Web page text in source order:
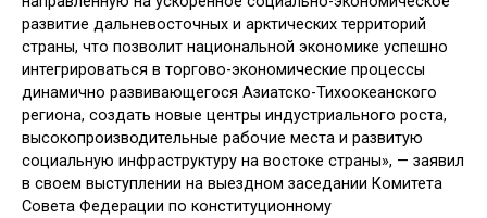
развитие дальневосточных и арктических территорий
страны, что позволит национальной экономике успешно
интегрироваться в торгово-экономические процессы
динамично развивающегося Азиатско-Тихоокеанского
региона, создать новые центры индустриального роста,
высокопроизводительные рабочие места и развитую
социальную инфраструктуру на востоке страны», — заявил
в своем выступлении на выездном заседании Комитета
Совета Федерации по конституционному